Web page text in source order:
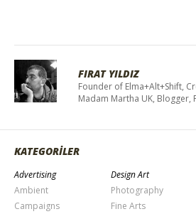
FIRAT YILDIZ
Founder of Elma+Alt+Shift,
Madam Martha UK, Blogger,
KATEGORİLER
Advertising
Ambient
Campaigns
Design Art
Photography
Fine Arts